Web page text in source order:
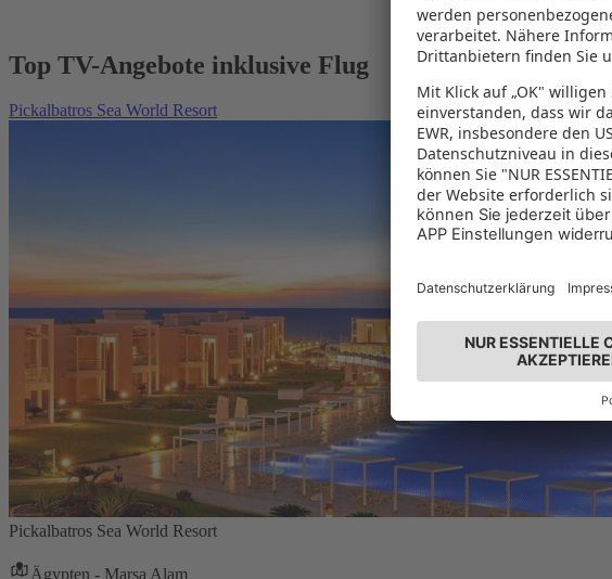
Top TV-Angebote inklusive Flug
Pickalbatros Sea World Resort
Pickalbatros Sea World Resort
Ägypten - Marsa Alam